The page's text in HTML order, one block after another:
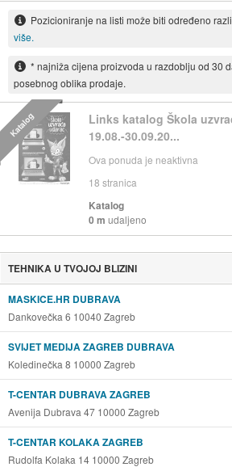
Pozicioniranje na listi može biti određeno
više.
* najniža cijena proizvoda u razdoblju od 30
posebnog oblika prodaje.
Links katalog Škola
19.08.-30.09.20...
Ova ponuda je neaktivna
18 stranica
Katalog
0 m udaljeno
Katalog
TEHNIKA U TVOJOJ BLIZINI
MASKICE.HR DUBRAVA
Dankovečka 6 10040 Zagreb
SVIJET MEDIJA ZAGREB DUBRAVA
Koledinečka 8 10000 Zagreb
T-CENTAR DUBRAVA ZAGREB
Avenija Dubrava 47 10000 Zagreb
T-CENTAR KOLAKA ZAGREB
Rudolfa Kolaka 14 10000 Zagreb